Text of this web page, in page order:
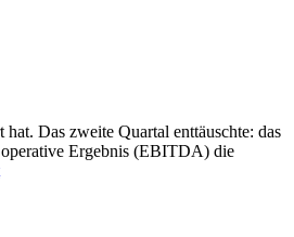
Das zweite Quartal enttäuschte: das
operative Ergebnis (EBITDA) die